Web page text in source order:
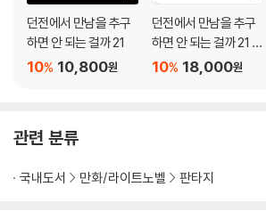
던전에서 만남을 추구
하면 안 되는 걸까 21
10,800원
10%
던전에서 만남을 추구
하면 안 되는 걸까 21 소
책자 특장판18,000원
10%
관련 분류
국내도서 만화/라이트노벨 판타지